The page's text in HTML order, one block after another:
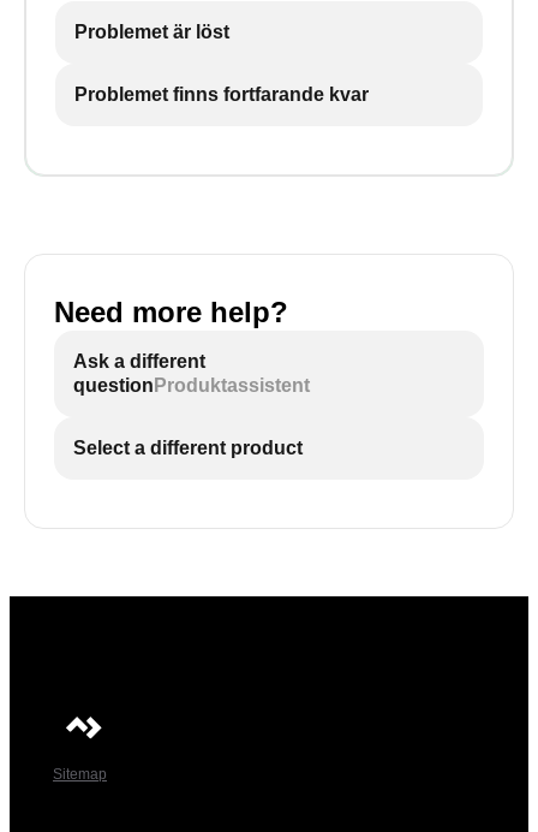
Problemet är löst
Problemet finns fortfarande kvar
Need more help?
Ask a different
question Produktassistent
Select a different product
Sitemap